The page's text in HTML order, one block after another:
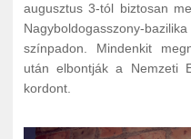
augusztus 3-tól biztosan
Nagyboldogasszony-
színpadon. Mindenkit
után elbontják a Nemzeti
kordont.